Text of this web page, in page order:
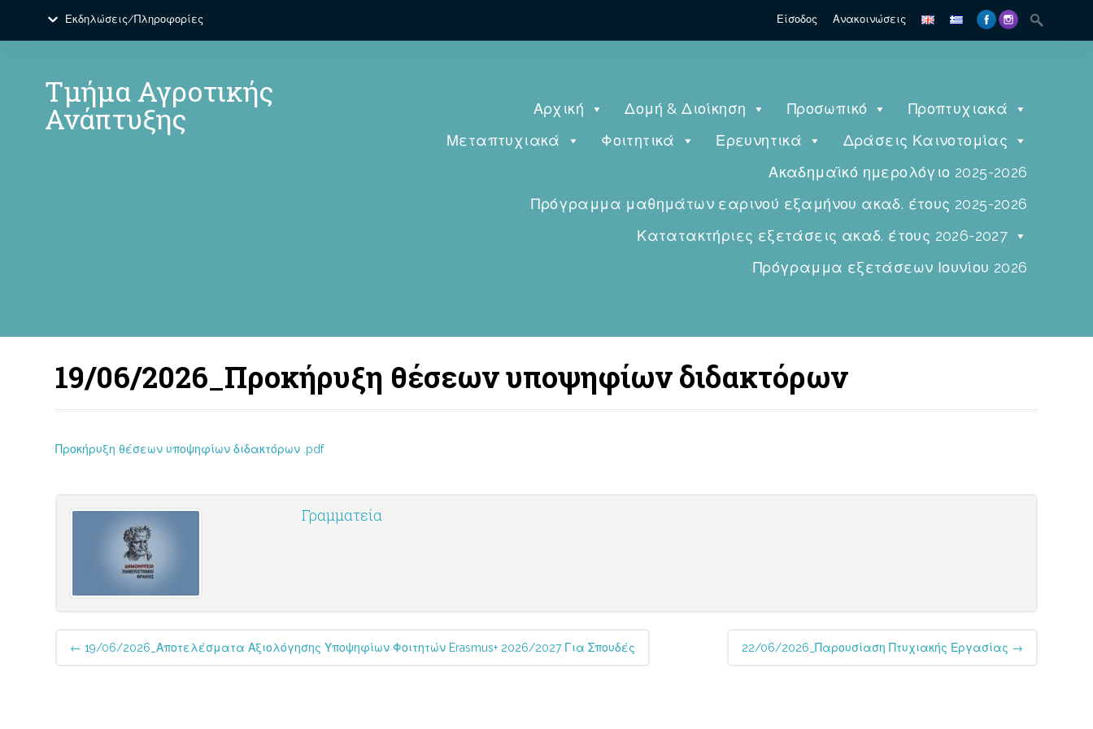
Εκδηλώσεις/Πληροφορίες Είσοδος Ανακοινώσεις
Τμήμα Αγροτικής
Ανάπτυξης Αρχική Δομή & Διοίκηση Προσωπικό
Προπτυχιακά
Μεταπτυχιακά
Φοιτητικά Ερευνητικά
Δράσεις Καινοτομίας
Ακαδημαϊκό ημερολόγιο 2025-2026
Πρόγραμμα μαθημάτων εαρινού εξαμήνου ακαδ. έτους 2025-2026
Κατατακτήριες εξετάσεις ακαδ. έτους 2026-2027
Πρόγραμμα εξετάσεων Ιουνίου 2026
19/06/2026_Προκήρυξη θέσεων υποψηφίων διδακτόρων
Προκήρυξη θέσεων υποψηφίων διδακτόρων .pdf
Γραμματεία
Post
navigation
← 19/06/2026_Αποτελέσματα Αξιολόγησης Υποψηφίων Φοιτητών Erasmus+ 2026/2027 Για Σπουδές 22/06/2026_Παρουσίαση Πτυχιακής Εργασίας →